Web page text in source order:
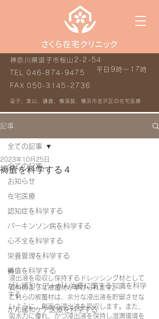
平日9時～17時
神奈川県逗子市桜山2-2-54
TEL 046-874-9475
FAX 050-3145-2736
逗子、葉山、鎌倉、横須賀、横浜市金沢区の在宅医療
記事
全ての記事
お知らせ
在宅医療
認知症を科学する
パーキンソン病を科学する
心不全を科学する
栄養管理を科学する
褥瘡を科学する
がん緩和ケア＋がん治療に関する知識を科学
する
がん緩和ケア医療を科学する
全ての記事
褥瘡を科学する４
2023年10月25日
浸出液を吸収し保持するドレッシング材として
資料のような被覆材が挙げられます。
これらの被覆材は、余分な浸出液を貯留させな
いように、創面の浸出液を吸収します。また、
吸水力に優れ、かつ浸出液を保持し湿潤環境を